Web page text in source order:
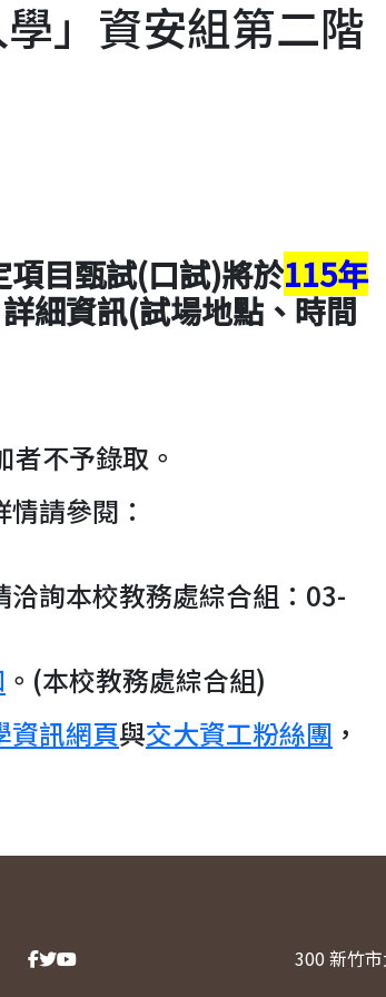
」資安組第二階
項目甄試(口試)將於115年
細資訊(試場地點、時間
者不予錄取。
請參閱：
洽詢本校教務處綜合組：03-
。(本校教務處綜合組)
資訊網頁與交大資工粉絲團 ，
300 新竹